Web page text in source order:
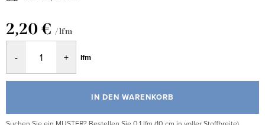
2,20 € / lfm
lfm
IN DEN WARENKORB